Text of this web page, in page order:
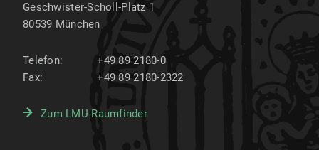
Geschwister-Scholl-Platz 1
80539 München
Telefon:
+49 89 2180-0
Fax:
+49 89 2180-2322
Zum LMU-Raumfinder